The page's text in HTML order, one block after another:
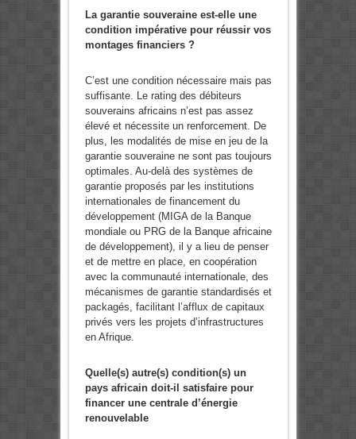
La garantie souveraine est-elle une
condition impérative pour réussir vos
montages financiers ?
C’est une condition nécessaire mais pas
suffisante. Le rating des débiteurs
souverains africains n’est pas assez
élevé et nécessite un renforcement. De
plus, les modalités de mise en jeu de la
garantie souveraine ne sont pas toujours
optimales. Au-delà des systèmes de
garantie proposés par les institutions
internationales de financement du
développement (MIGA de la Banque
mondiale ou PRG de la Banque africaine
de développement), il y a lieu de penser
et de mettre en place, en coopération
avec la communauté internationale, des
mécanismes de garantie standardisés et
packagés, facilitant l’afflux de capitaux
privés vers les projets d’infrastructures
en Afrique.
Quelle(s) autre(s) condition(s) un
pays africain doit-il satisfaire pour
financer une centrale d’énergie
renouvelable